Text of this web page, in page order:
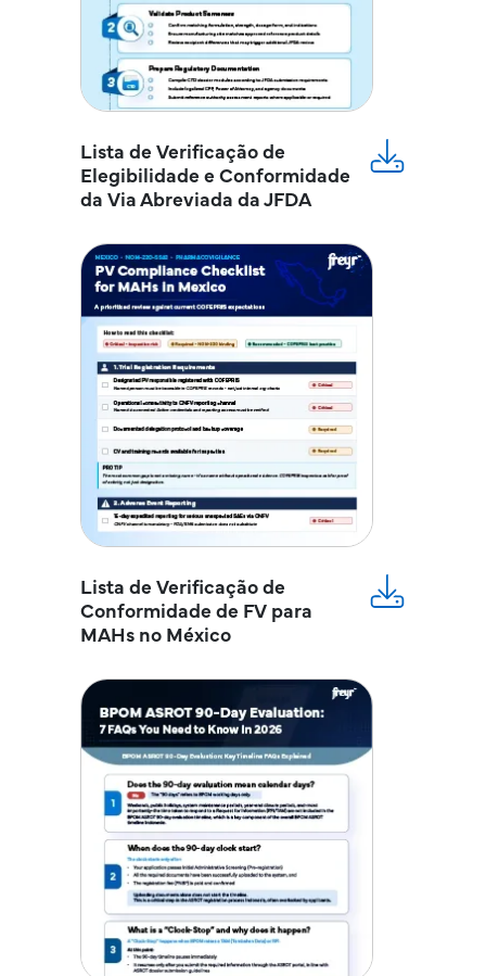
Lista de Verificação de
Elegibilidade e Conformidade
da Via Abreviada da JFDA
Lista de Verificação de
Conformidade de FV para
MAHs no México